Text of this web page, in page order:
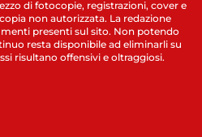
di fotocopie, registrazioni, cover e
non autorizzata. La redazione
presenti sul sito. Non potendo
resta disponibile ad eliminarli su
risultano offensivi e oltraggiosi.